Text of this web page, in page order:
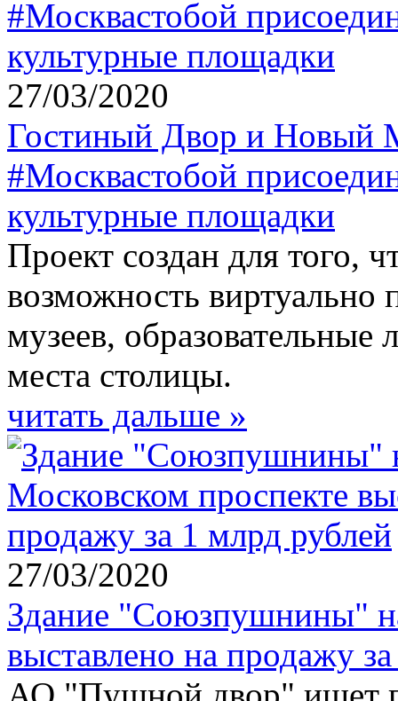
27/03/2020
Гостиный Двор и Новый
#Москвастобой
культурные площадки
Проект создан для того,
возможность виртуально
музеев,
места столицы.
читать дальше »
27/03/2020
Здание "Союзпушнины"
выставлено на продажу